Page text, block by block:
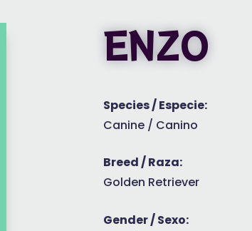
ENZO
Species / Especie:
Canine / Canino
Breed / Raza:
Golden Retriever
Gender / Sexo: